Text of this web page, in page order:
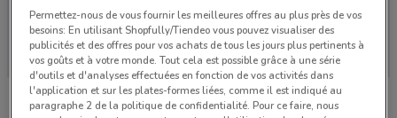
Aucun catalogue disponible pour le moment
Permettez-nous de vous fournir les meilleures offres au plus près de vos
besoins: En utilisant Shopfully/Tiendeo vous pouvez visualiser des
publicités et des offres pour vos achats de tous les jours plus pertinents à
vos goûts et à votre monde. Tout cela est possible grâce à une série
d'outils et d'analyses effectuées en fonction de vos activités dans
l'application et sur les plates-formes liées, comme il est indiqué au
paragraphe 2 de la politique de confidentialité. Pour ce faire, nous